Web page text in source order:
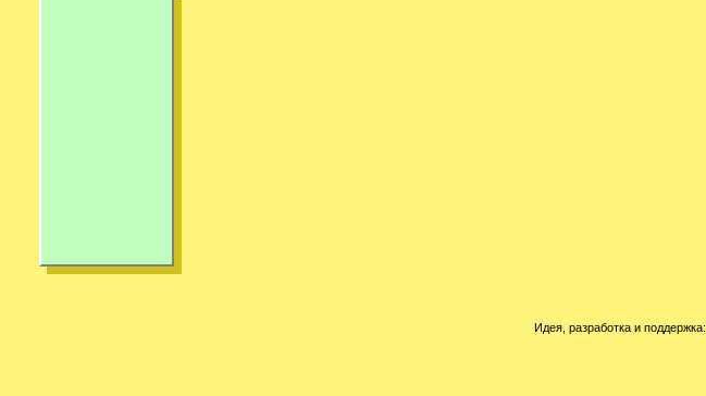
Идея, разработка и поддержка: